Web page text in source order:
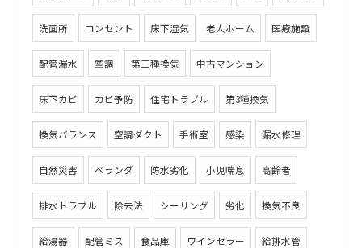
洗面所 コンセント 床下湿気 老人ホーム 医療施設
配管漏水 空調 第三種換気 中古マンション
床下カビ カビ予防 住宅トラブル 第3種換気
換気バランス 空調ダクト 手術室 感染 漏水修理
自然災害 ベランダ 防水劣化 小児喘息 高齢者
排水トラブル 除去法 シーリング 劣化 換気不良
給湯器 配管ミス 食品庫 ワインセラー 給排水管